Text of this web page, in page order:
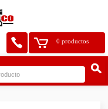
0 productos